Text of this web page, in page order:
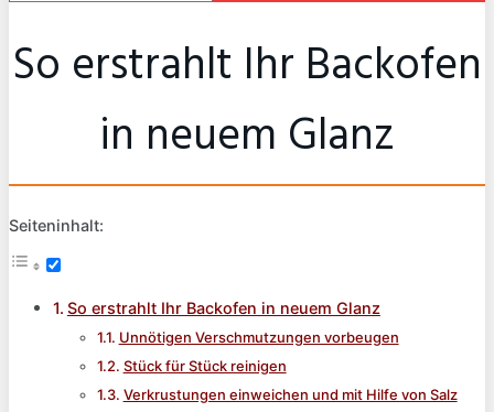
So erstrahlt Ihr Backofen
in neuem Glanz
Seiteninhalt:
So erstrahlt Ihr Backofen in neuem Glanz
Unnötigen Verschmutzungen vorbeugen
Stück für Stück reinigen
Verkrustungen einweichen und mit Hilfe von Salz